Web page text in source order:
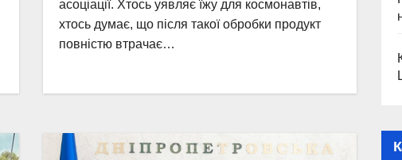
асоціації. Хтось уявляє їжу для космонавтів,
хтось думає, що після такої обробки продукт
повністю втрачає…